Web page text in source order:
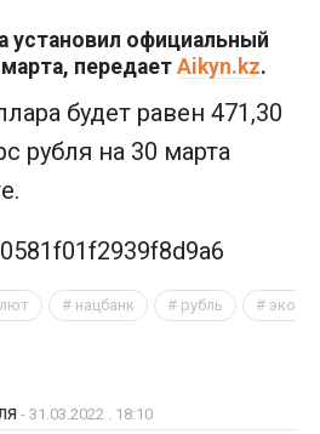
установил официальный
передает Aikyn.kz.
будет равен 471,30
рубля на 30 марта
нацбанк рубль
- 31.03.2022 . 18:10